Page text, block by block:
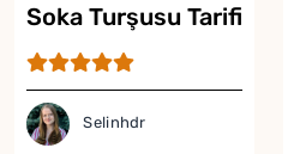
Soka Turşusu Tarifi
Selinhdr